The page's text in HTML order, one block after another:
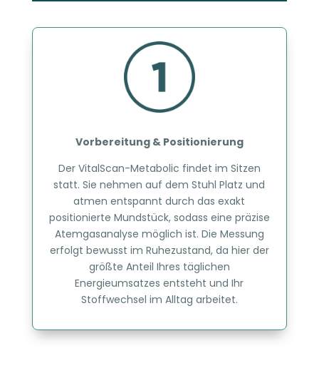
Vorbereitung & Positionierung
Der VitalScan-Metabolic findet im Sitzen
statt. Sie nehmen auf dem Stuhl Platz und
atmen entspannt durch das exakt
positionierte Mundstück, sodass eine präzise
Atemgasanalyse möglich ist. Die Messung
erfolgt bewusst im Ruhezustand, da hier der
größte Anteil Ihres täglichen
Energieumsatzes entsteht und Ihr
Stoffwechsel im Alltag arbeitet.